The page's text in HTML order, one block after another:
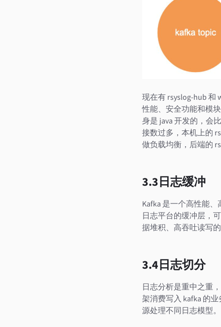
现在有 rsyslog-hub 和
性能、安全功能和模
身是 java 开发的，会
接数过多，本机上的
做负载均衡，后端的
3.3日志缓冲
Kafka 是一个高性能
日志平台的缓冲层，
据堆积、高吞吐读写
3.4日志切分
日志分析是重中之重
架消费写入 kafka 的
源处理不同日志模型。